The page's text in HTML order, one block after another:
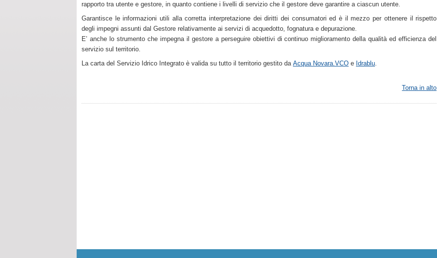
rapporto tra utente e gestore, in quanto contiene i livelli di servizio che il gestore deve garantire a ciascun utente.
Garantisce le informazioni utili alla corretta interpretazione dei diritti dei consumatori ed è il mezzo per ottenere il rispetto
degli impegni assunti dal Gestore relativamente ai servizi di acquedotto, fognatura e depurazione.
E’ anche lo strumento che impegna il gestore a perseguire obiettivi di continuo miglioramento della qualità ed efficienza del
servizio sul territorio.
La carta del Servizio Idrico Integrato è valida su tutto il territorio gestito da Acqua Novara.VCO e Idrablu.
Torna in alto